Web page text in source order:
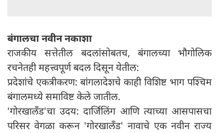
बंगालचा नवीन नकाशा
राजकीय सत्तेतील बदलांसोबतच, बंगालच्या भौगोलिक
रचनेतही महत्त्वपूर्ण बदल दिसून येतील:
प्रदेशांचे एकत्रीकरण: बांगलादेशचे काही विशिष्ट भाग पश्चिम
बंगालमध्ये समाविष्ट केले जातील.
'गोरखालँड'चा उदय: दार्जिलिंग आणि त्याच्या आसपासचा
परिसर वेगळा करून 'गोरखालँड' नावाचे एक नवीन राज्य